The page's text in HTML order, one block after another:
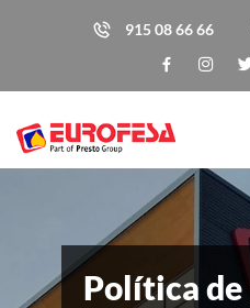
915 08 66 66
Política